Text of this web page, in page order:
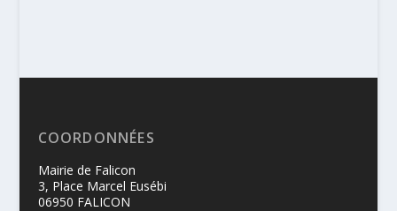
COORDONNÉES
Mairie de Falicon
3, Place Marcel Eusébi
06950 FALICON